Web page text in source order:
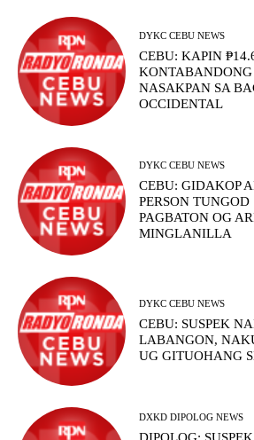
DYKC CEBU NEWS
CEBU: KAPIN
NASAKPAN SA
OCCIDENTAL
DYKC CEBU NEWS
CEBU: GIDAKOP
PERSON
PAGBATON OG
MINGLANILLA
DYKC CEBU NEWS
CEBU: SUSPEK
LABANGON,
UG GITUOHANG
DXKD DIPOLOG NEWS